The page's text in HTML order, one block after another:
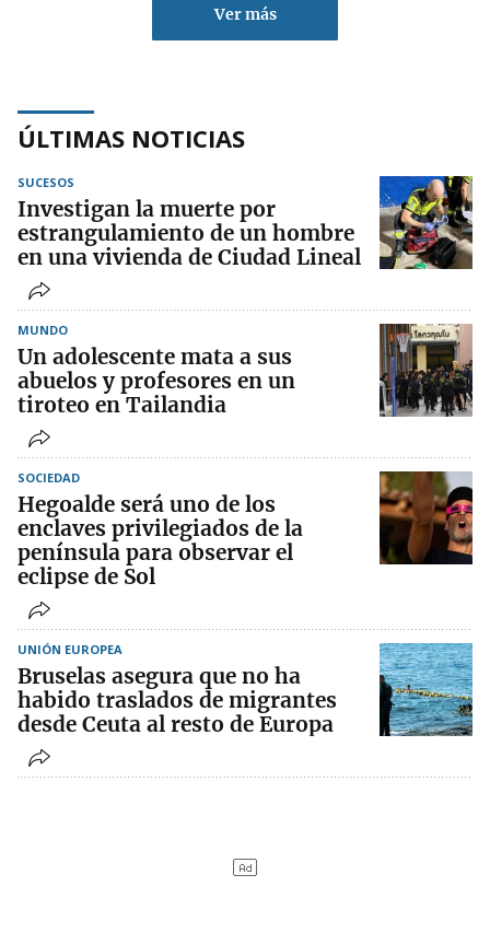
Ver más
ÚLTIMAS NOTICIAS
SUCESOS
Investigan la muerte por
estrangulamiento de un hombre
en una vivienda de Ciudad Lineal
MUNDO
Un adolescente mata a sus
abuelos y profesores en un
tiroteo en Tailandia
SOCIEDAD
Hegoalde será uno de los
enclaves privilegiados de la
península para observar el
eclipse de Sol
UNIÓN EUROPEA
Bruselas asegura que no ha
habido traslados de migrantes
desde Ceuta al resto de Europa